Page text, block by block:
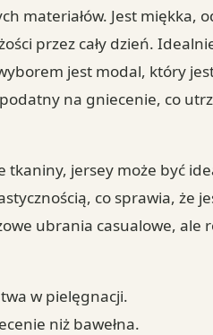
materiałów. Jest miękka,
przez cały dzień.
jest modal, który
na gniecenie, co
jersey może być
co sprawia, że
ubrania casualowe, ale
w pielęgnacji.
niż bawełna.